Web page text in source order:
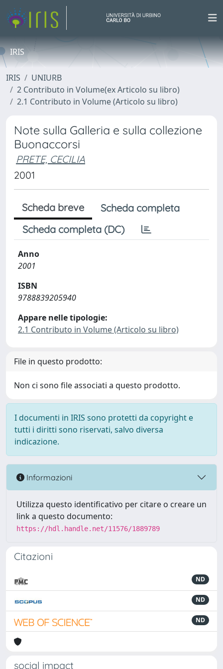
IRIS
IRIS
UNIURB
2 Contributo in Volume(ex Articolo su libro)
2.1 Contributo in Volume (Articolo su libro)
Note sulla Galleria e sulla collezione
Buonaccorsi
PRETE, CECILIA
2001
Scheda breve
Scheda completa
Scheda completa (DC)
Anno
2001
ISBN
9788839205940
Appare nelle tipologie:
2.1 Contributo in Volume (Articolo su libro)
File in questo prodotto:
Non ci sono file associati a questo prodotto.
I documenti in IRIS sono protetti da copyright e
tutti i diritti sono riservati, salvo diversa
indicazione.
Informazioni
Utilizza questo identificativo per citare o creare un
link a questo documento:
https://hdl.handle.net/11576/1889789
Citazioni
ND
ND
ND
social impact